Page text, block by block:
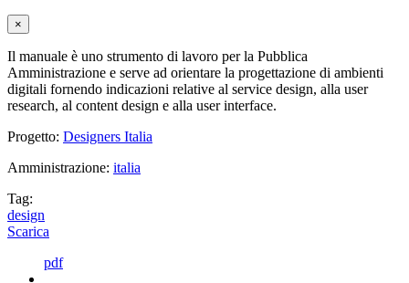
×
Il manuale è uno strumento di lavoro per la Pubblica
Amministrazione e serve ad orientare la progettazione di ambienti
digitali fornendo indicazioni relative al service design, alla user
research, al content design e alla user interface.
Progetto: Designers Italia
Amministrazione: italia
Tag:
design
Scarica
pdf